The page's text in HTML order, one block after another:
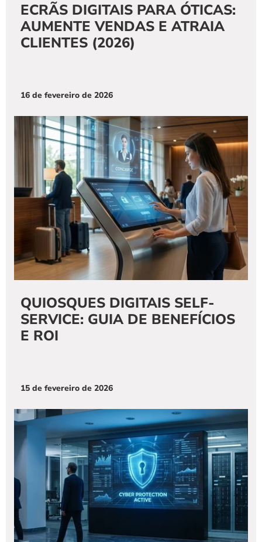
ECRÃS DIGITAIS PARA ÓTICAS:
AUMENTE VENDAS E ATRAIA
CLIENTES (2026)
16 de fevereiro de 2026
QUIOSQUES DIGITAIS SELF-
SERVICE: GUIA DE BENEFÍCIOS
E ROI
15 de fevereiro de 2026